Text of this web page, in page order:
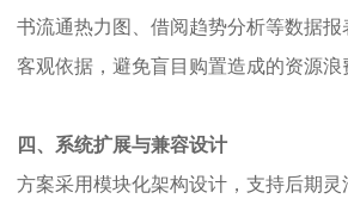
书流通热力图、借阅趋势分析等数据
客观依据，避免盲目购置造成的资源浪
四、系统扩展与兼容设计
方案采用模块化架构设计，支持后期灵